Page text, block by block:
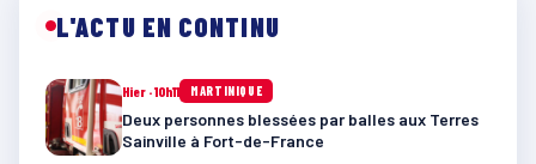
L'ACTU EN CONTINU
Hier · 10h11 MARTINIQUE
Deux personnes blessées par balles aux Terres
Sainville à Fort-de-France